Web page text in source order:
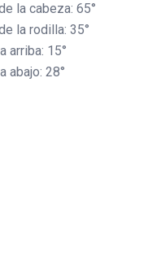
la cabeza: 65°
la rodilla: 35°
arriba: 15°
abajo: 28°